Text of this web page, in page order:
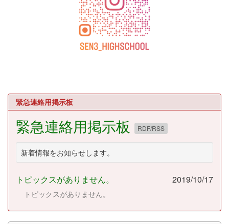
緊急連絡用掲示板
緊急連絡用掲示板 RDF/RSS
新着情報をお知らせします。
トピックスがありません。 2019/10/17
トピックスがありません。